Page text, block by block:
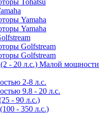
Tohatsu
Yamaha
Yamaha
Golfstream
Golfstream
Малой мощности
2-8 л.с.
9.8 - 20 л.с.
- 90 л.с.)
- 350 л.с.)